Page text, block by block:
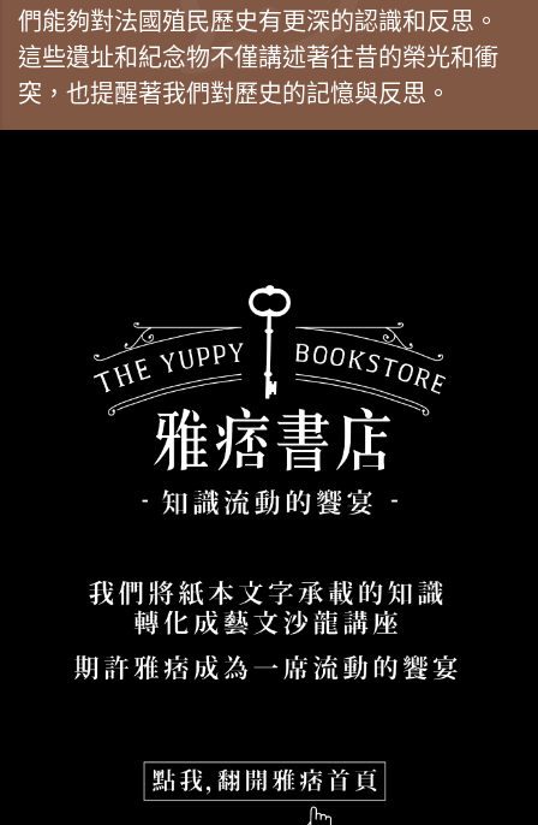
們能夠對法國殖民歷史有更深的認識和反思。
這些遺址和紀念物不僅講述著往昔的榮光和衝
突，也提醒著我們對歷史的記憶與反思。